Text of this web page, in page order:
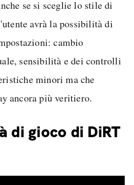
se si sceglie lo stile di
avrà la possibilità di
cambio
sensibilità e dei controlli
minori ma che
ancora più veritiero.
di gioco di DiRT